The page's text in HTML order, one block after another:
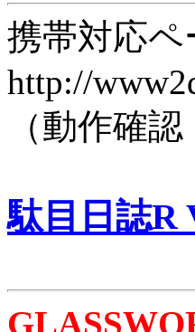
携帯対応ペ
http://
（動作確
駄目日誌R